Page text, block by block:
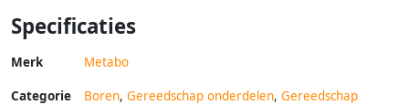
Specificaties
Merk Metabo
Categorie Boren, Gereedschap onderdelen, Gereedschap